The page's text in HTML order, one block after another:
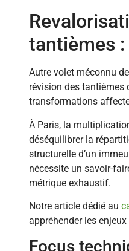
tantièmes :
Autre volet méconnu
révision des tantièmes
transformations
À Paris, la
déséquilibrer la
structurelle d’un
nécessite un savoir-
métrique exhaustif.
Notre article dédié au
appréhender les
Focus